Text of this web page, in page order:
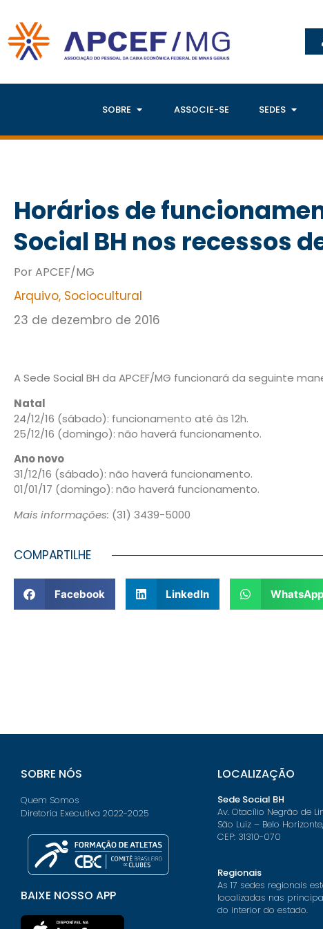
SOBRE ASSOCIE-SE SEDES
Horários de
Social BH nos recessos
Por APCEF/MG
Arquivo, Sociocultural
23 de dezembro de 2016
A Sede Social BH da APCEF/MG funcionará da seguinte
Natal
24/12/16 (sábado): funcionamento até às 12h.
25/12/16 (domingo): não haverá funcionamento.
Ano novo
31/12/16 (sábado): não haverá funcionamento.
01/01/17 (domingo): não haverá funcionamento.
Mais informações: (31) 3439-5000
COMPARTILHE
Facebook LinkedIn WhatsApp
SOBRE NÓS
Quem Somos
Diretoria Executiva 2022-2025
BAIXE NOSSO APP
LOCALIZAÇÃO
Sede Social BH
Av. Otacílio Negrão de
São Luiz – Belo
CEP: 31310-070
Regionais
As 17 sedes regionais
localizadas nas
do interior do estado.